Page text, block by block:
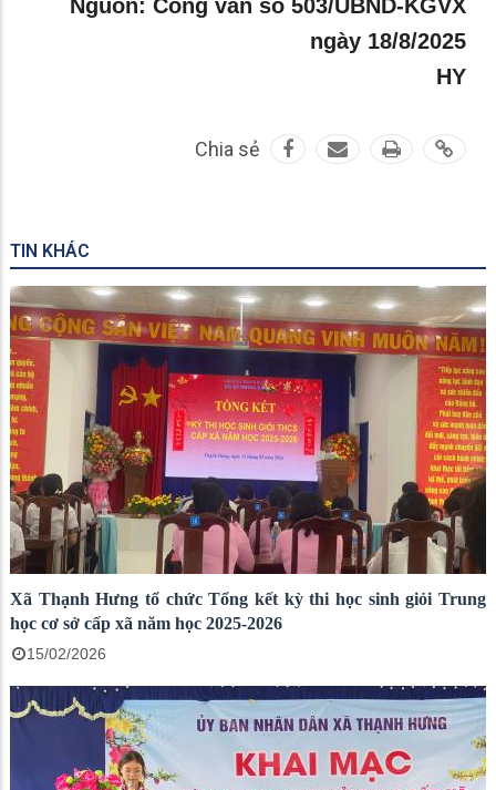
Nguồn: Công văn số 503/UBND-KGVX
ngày 18/8/2025
HY
Chia sẻ
TIN KHÁC
Xã Thạnh Hưng tổ chức Tổng kết kỳ thi học sinh giỏi Trung
học cơ sở cấp xã năm học 2025-2026
15/02/2026